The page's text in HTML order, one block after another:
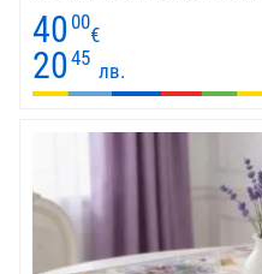
специални поводи. Поддържа
запазва цветовете си във
които търсят характер, стил
интериора си .
40 00
€
2045
лв.